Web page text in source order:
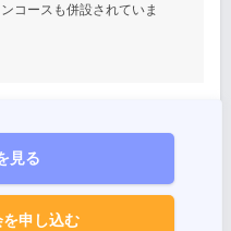
コースも併設されていま
見る
申し込む